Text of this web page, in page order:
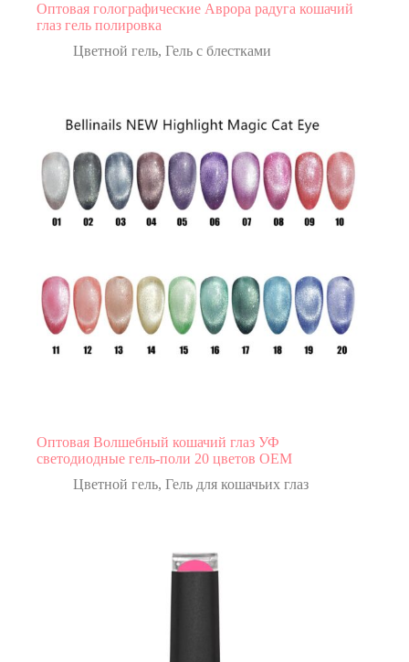
Оптовая голографические Аврора радуга кошачий
глаз гель полировка
Цветной гель, Гель с блестками
Оптовая Волшебный кошачий глаз УФ
светодиодные гель-поли 20 цветов OEM
Цветной гель, Гель для кошачьих глаз